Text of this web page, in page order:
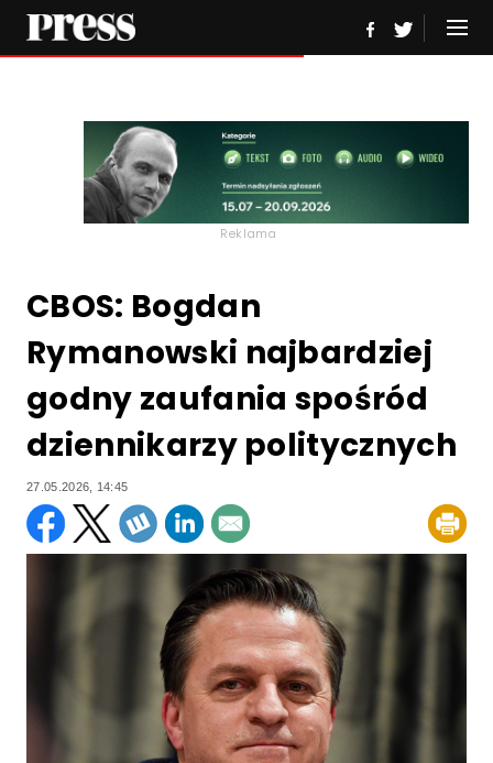
Reklama
CBOS: Bogdan
Rymanowski najbardziej
godny zaufania spośród
dziennikarzy politycznych
27.05.2026, 14:45